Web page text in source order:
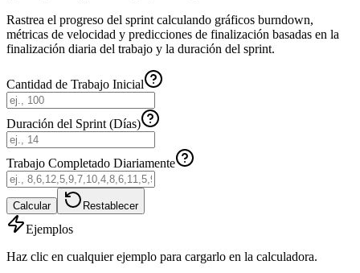
Rastrea el progreso del sprint calculando gráficos burndown,
métricas de velocidad y predicciones de finalización basadas en la
finalización diaria del trabajo y la duración del sprint.
Cantidad de Trabajo Inicial
Duración del Sprint (Días)
Trabajo Completado Diariamente
Calcular Restablecer
Ejemplos
Haz clic en cualquier ejemplo para cargarlo en la calculadora.